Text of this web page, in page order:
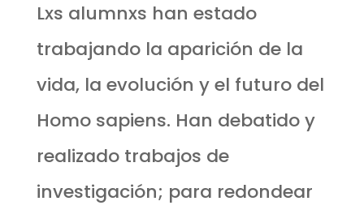
Lxs alumnxs han estado
trabajando la aparición de la
vida, la evolución y el futuro del
Homo sapiens. Han debatido y
realizado trabajos de
investigación; para redondear